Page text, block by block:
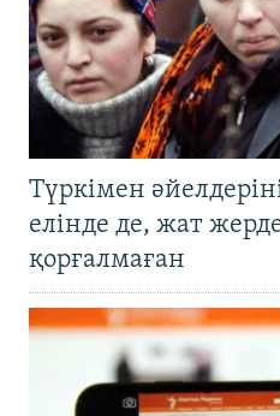
Түркімен
елінде де, жат
қорғалмаған